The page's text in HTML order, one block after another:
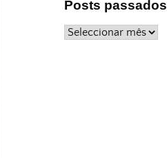
Posts passados
Posts